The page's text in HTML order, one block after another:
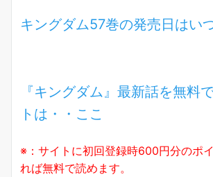
キングダム57巻の発売日はい
『キングダム』最新話を無料
トは・・ここ
※：サイトに初回登録時600円分のポ
れば無料で読めます。